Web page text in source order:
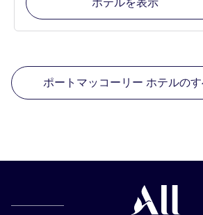
ホテルを表示
ポートマッコーリー ホテルの